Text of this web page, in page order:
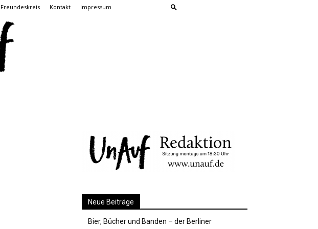
Freundeskreis Kontakt Impressum
Neue Beiträge
Bier, Bücher und Banden – der Berliner